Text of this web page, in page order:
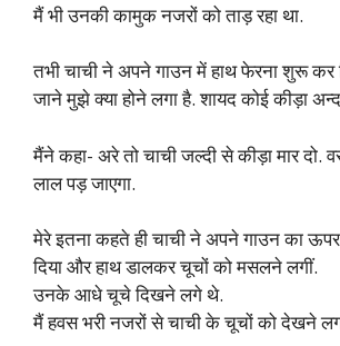
मैं भी उनकी कामुक नजरों को ताड़ रहा था.
तभी चाची ने अपने गाउन में हाथ फेरना शुरू कर
जाने मुझे क्या होने लगा है. शायद कोई कीड़ा
मैंने कहा- अरे तो चाची जल्दी से कीड़ा मार दो.
लाल पड़ जाएगा.
मेरे इतना कहते ही चाची ने अपने गाउन का
दिया और हाथ डालकर चूचों को मसलने लगीं.
उनके आधे चूचे दिखने लगे थे.
मैं हवस भरी नजरों से चाची के चूचों को देखने